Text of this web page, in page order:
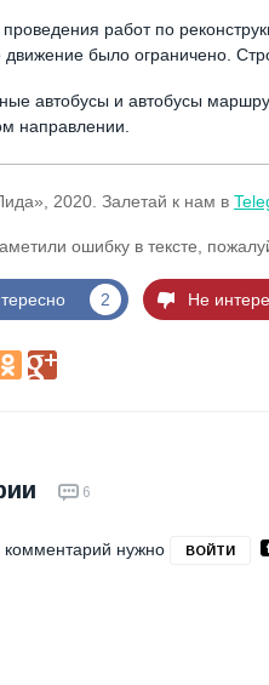
работ по
было ограничено.
автобусы и автобусы
направлении.
2020. Залетай к нам в
ошибку в тексте,
2 Не
6
комментарий нужно ВОЙТИ